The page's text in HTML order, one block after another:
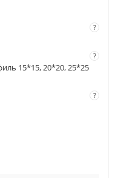
?
?
15*15, 20*20, 25*25
?